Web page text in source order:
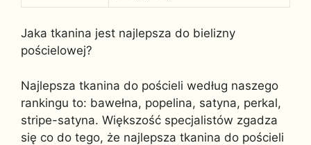
Jaka tkanina jest najlepsza do bielizny
pościelowej?
Najlepsza tkanina do pościeli według naszego
rankingu to: bawełna, popelina, satyna, perkal,
stripe-satyna. Większość specjalistów zgadza
się co do tego, że najlepsza tkanina do pościeli